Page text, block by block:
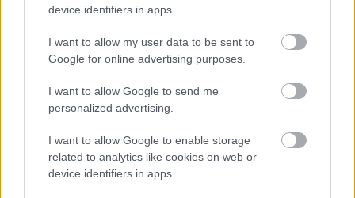
device identifiers in apps.
I want to allow my user data to be sent to
Google for online advertising purposes.
I want to allow Google to send me
personalized advertising.
I want to allow Google to enable storage
related to analytics like cookies on web or
device identifiers in apps.
Νέα μέθοδος μετατρέπει το PVC σε